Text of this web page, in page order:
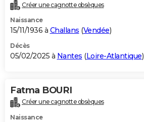
Créer une cagnotte obsèques
Naissance
15/11/1936 à Challans (Vendée)
Décès
05/02/2025 à Nantes (Loire-Atlantique)
Fatma BOURI
Créer une cagnotte obsèques
Naissance